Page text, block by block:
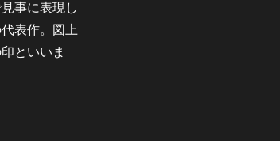
事に表現し
表作。図上
といいま